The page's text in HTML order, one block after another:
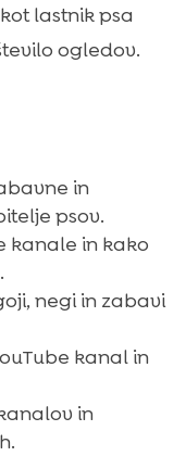
za vaše pse
pasjega
kanalov
kanal
YouTube
lastnik psa
ogledov.
in
psov.
kanale in kako
negi in zabavi
kanal in
in